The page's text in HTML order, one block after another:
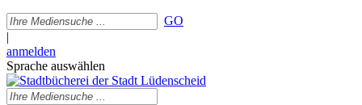
GO
|
anmelden
Sprache auswählen